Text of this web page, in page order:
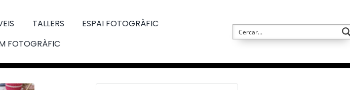
TALLERS
ESPAI FOTOGRÀFIC
FOTOGRÀFIC